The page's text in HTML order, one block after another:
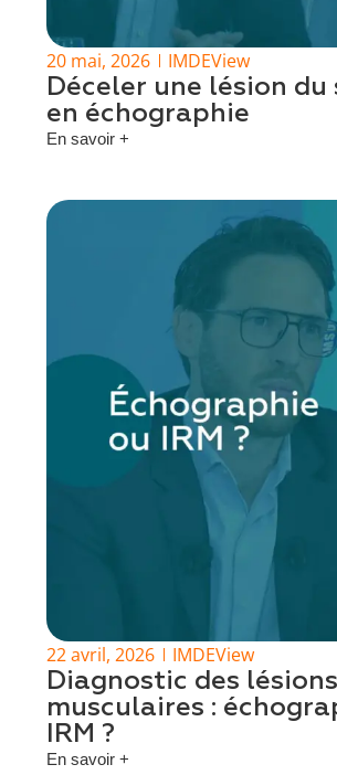
20 mai, 2026 IMDEView
Déceler une lésion du
en échographie
En savoir +
22 avril, 2026 IMDEView
Diagnostic des lésions
musculaires :
IRM ?
En savoir +